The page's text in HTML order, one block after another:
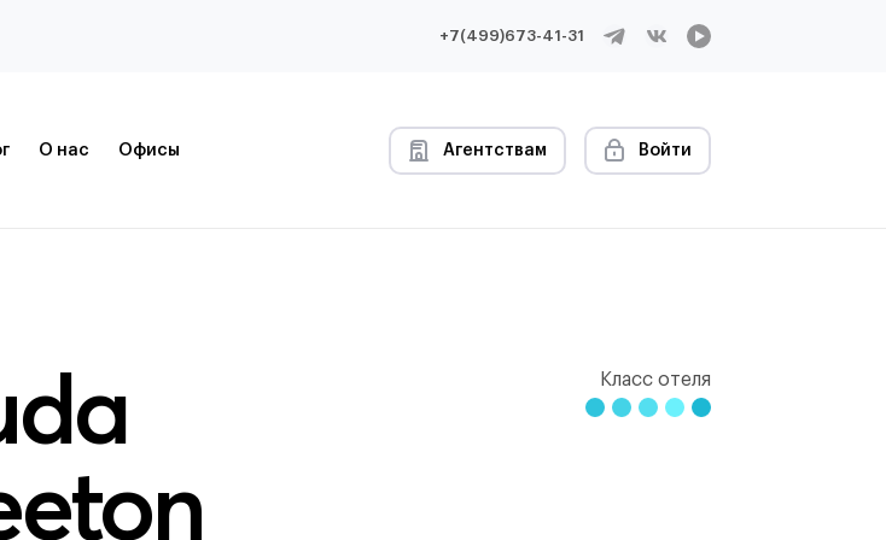
+7(499)673-41-31
О нас Офисы Агентствам Войти
Класс отеля